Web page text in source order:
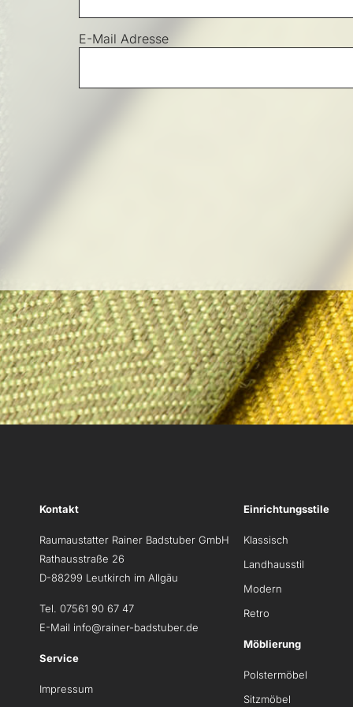
E-Mail Adresse
Kontakt
Raumaustatter Rainer Badstuber GmbH
Rathausstraße 26
D-88299 Leutkirch im Allgäu
Tel. 07561 90 67 47
E-Mail info@rainer-badstuber.de
Service
Impressum
Einrichtungsstile
Klassisch
Landhausstil
Modern
Retro
Möblierung
Polstermöbel
Sitzmöbel